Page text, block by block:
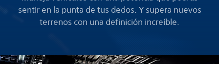
sentir en la punta de tus dedos. Y supera nuevos
terrenos con una definición increíble.